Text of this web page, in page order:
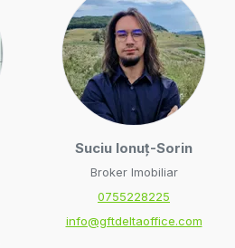
Suciu Ionuț-Sorin
Broker Imobiliar
0755228225
info@gftdeltaoffice.com